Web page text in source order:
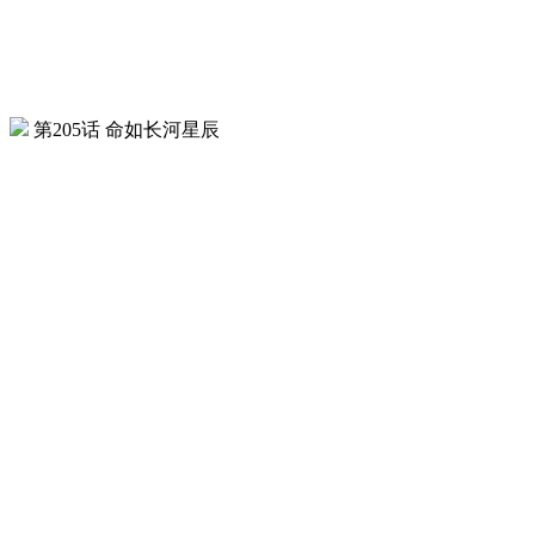
第205话 命如长河星辰